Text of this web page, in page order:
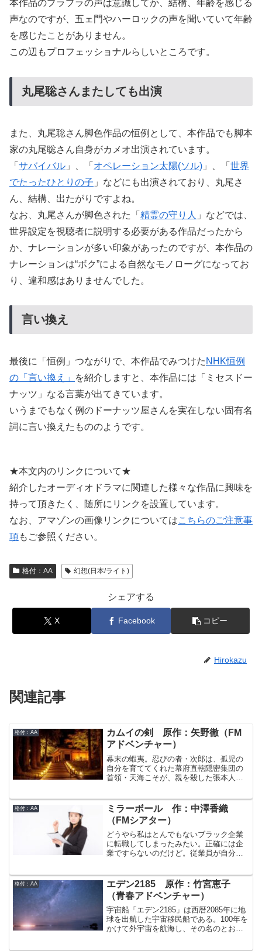
本作品のプラプラの声は意識してか、結構、年齢を感じる
声なのですが、五ェ門やハーロックの声を聞いていて年齢
を感じたことがありません。
この辺もプロフェッショナルらしいところです。
丸尾聡さんまたしても出演
また、丸尾聡さん脚色作品の恒例として、本作品でも脚本
家の丸尾聡さん自身がカメオ出演されています。
「 サバイバル 」、「 オペレーション太陽(ソル) 」、「 世界
でたったひとりの子 」などにも出演されており、丸尾さ
ん、結構、出たがりですよね。
なお、丸尾さんが脚色された「 精霊の守り人 」などでは、
世界設定を視聴者に説明する必要がある作品だったから
か、ナレーションが多い印象があったのですが、本作品の
ナレーションは“ボク”による自然なモノローグになってお
り、違和感はありませんでした。
言い換え
最後に「恒例」つながりで、本作品でみつけた NHK恒例
の「言い換え」
を紹介しますと、本作品には「ミセスドー
ナッツ」なる言葉が出てきています。
いうまでもなく例のドーナッツ屋さんを実在しない固有名
詞に言い換えたもののようです。
★本文内のリンクについて★
紹介したオーディオドラマに関連した様々な作品に興味を
持って頂きたく、随所にリンクを設置しています。
なお、アマゾンの画像リンクについてはこちらのご注意事
項もご参照ください。
格付：AA 幻想(日本/ライト)
シェアする
X Facebook コピー
Hirokazu
関連記事
格付：AA
カムイの剣 原作：矢野徹（FM
アドベンチャー）
幕末の蝦夷。忍びの者・次郎は、孤児の
自分を育ててくれた幕府直轄隠密集団の
首領・天海こそが、親を殺した張本人で
つらでん）のアイヌの宝剣「カムイの
剣」だけを持って天海のもとを出奔する
次郎。だが、実は天海が敢えて次郎を手
元に置いていたのは、次郎の父・太郎左
（たろうざ）が隠していた秘密をわが物
とするためだった。そのため、すぐに天
格付：AA
ミラーボール 作：中澤香織
（FMシアター）
どうやら私はとんでもないブラック企業
に転職してしまったみたい。正確には企
業ですらないのだけど。従業員が自分を
あくまでデザイナーである莉乃さんの個
人事業だった。つまり、営業や事務を一
手に切り回している若葉さんでさえ立場
はフリーのバイト。まして雑用係の私な
んか…キラキラしたオリジナルの靴下を
見て、ここでなら自分も輝けると思って
格付：AA
エデン2185 原作：竹宮恵子
（青春アドベンチャー）
宇宙船「エデン2185」は西暦2085年に地
球を出航した宇宙移民船である。100年を
かけて外宇宙を航海し、その名のとおり